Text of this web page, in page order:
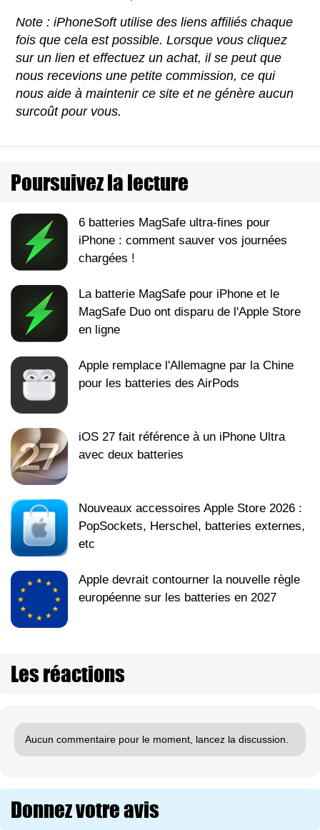
Note : iPhoneSoft utilise des liens affiliés chaque
fois que cela est possible. Lorsque vous cliquez
sur un lien et effectuez un achat, il se peut que
nous recevions une petite commission, ce qui
nous aide à maintenir ce site et ne génère aucun
surcoût pour vous.
Poursuivez la lecture
6 batteries MagSafe ultra-fines pour
iPhone : comment sauver vos journées
chargées !
La batterie MagSafe pour iPhone et le
MagSafe Duo ont disparu de l'Apple Store
en ligne
Apple remplace l'Allemagne par la Chine
pour les batteries des AirPods
iOS 27 fait référence à un iPhone Ultra
avec deux batteries
Nouveaux accessoires Apple Store 2026 :
PopSockets, Herschel, batteries externes,
etc
Apple devrait contourner la nouvelle règle
européenne sur les batteries en 2027
Les réactions
Aucun commentaire pour le moment, lancez la discussion.
Donnez votre avis